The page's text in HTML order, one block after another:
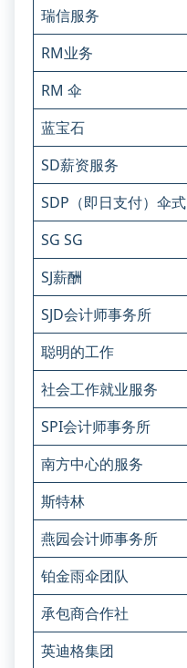
瑞信服务
RM业务
RM 伞
蓝宝石
SD薪资服务
SDP（即日支付）伞式
SG SG
SJ薪酬
SJD会计师事务所
聪明的工作
社会工作就业服务
SPI会计师事务所
南方中心的服务
斯特林
燕园会计师事务所
铂金雨伞团队
承包商合作社
英迪格集团